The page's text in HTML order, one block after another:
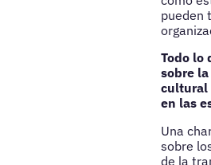
pueden
Todo lo
sobre
cultural
en las
Una
sobre
de la